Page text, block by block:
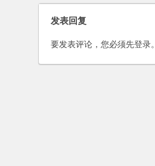
发表回复
要发表评论，您必须先登录。